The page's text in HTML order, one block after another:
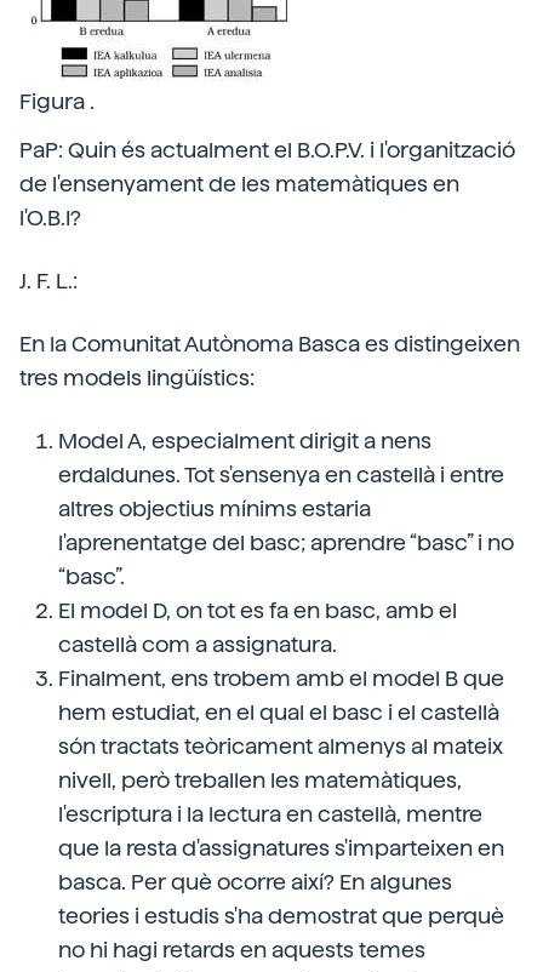
Figura .
PaP: Quin és actualment el B.O.P.V. i l'organització
de l'ensenyament de les matemàtiques en
l'O.B.I?
J. F. L.:
En la Comunitat Autònoma Basca es distingeixen
tres models lingüístics:
Model A, especialment dirigit a nens
erdaldunes. Tot s'ensenya en castellà i entre
altres objectius mínims estaria
l'aprenentatge del basc; aprendre “basc” i no
“basc”.
El model D, on tot es fa en basc, amb el
castellà com a assignatura.
Finalment, ens trobem amb el model B que
hem estudiat, en el qual el basc i el castellà
són tractats teòricament almenys al mateix
nivell, però treballen les matemàtiques,
l'escriptura i la lectura en castellà, mentre
que la resta d'assignatures s'imparteixen en
basca. Per què ocorre així? En algunes
teories i estudis s'ha demostrat que perquè
no hi hagi retards en aquests temes